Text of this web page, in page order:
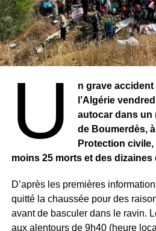
U
n grave
l’Algérie
autocar dans un
de Boumerdès, à
Protection civile,
moins 25 morts et des dizaines
D’après les premières
quitté la chaussée pour des
avant de basculer dans le ravin.
aux alentours de 9h40 (heure